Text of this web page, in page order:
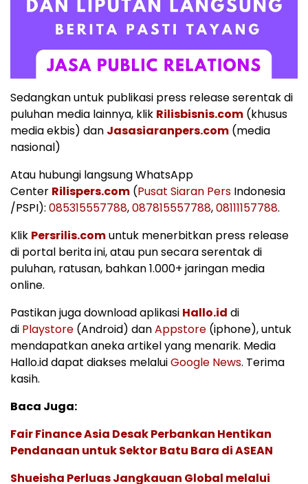
Sedangkan untuk publikasi press release serentak di
puluhan media lainnya, klik Rilisbisnis.com (khusus
media ekbis) dan Jasasiaranpers.com (media
nasional)
Atau hubungi langsung WhatsApp
Center Rilispers.com (Pusat Siaran Pers Indonesia
/PSPI): 085315557788,087815557788,08111157788.
Klik Persrilis.comuntuk menerbitkan press release
di portal berita ini, atau pun secara serentak di
puluhan, ratusan, bahkan 1.000+ jaringan media
online.
Pastikan juga download aplikasi Hallo.id di
di Playstore (Android) danAppstore (iphone), untuk
mendapatkan aneka artikel yang menarik. Media
Hallo.id dapat diakses melaluiGoogle News. Terima
kasih.
Baca Juga:
Fair Finance Asia Desak Perbankan Hentikan
Pendanaan untuk Sektor Batu Bara di ASEAN
Shueisha Perluas Jangkauan Global melalui